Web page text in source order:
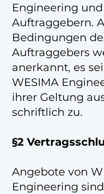
Engineering
Auftraggebern.
Bedingungen
Auftraggebers
anerkannt, es
WESIMA
ihrer Geltung
schriftlich zu.
§2
Angebote von
Engineering